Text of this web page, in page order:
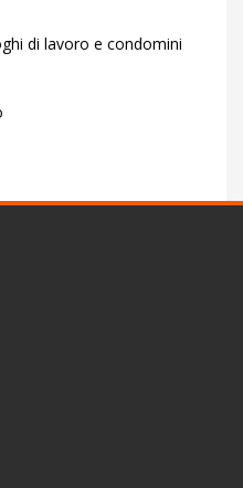
di lavoro e condomini